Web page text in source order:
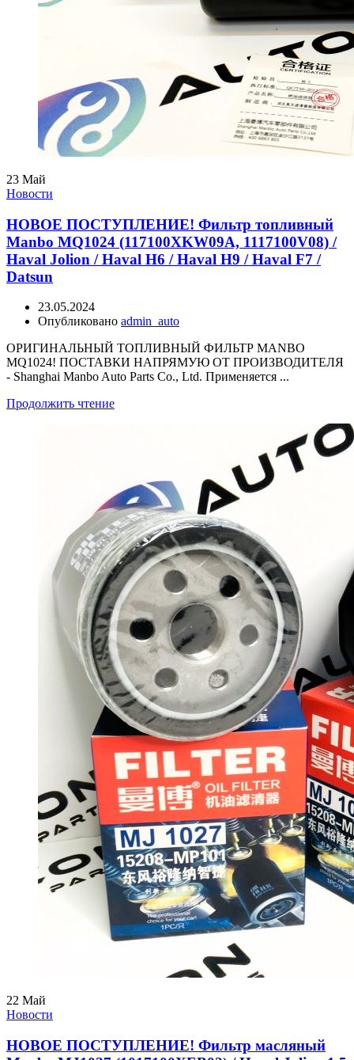
23 Май
Новости
НОВОЕ ПОСТУПЛЕНИЕ! Фильтр топливный
Manbo MQ1024 (117100XKW09A, 1117100V08) /
Haval Jolion / Haval H6 / Haval H9 / Haval F7 /
Datsun
23.05.2024
Опубликовано admin_auto
ОРИГИНАЛЬНЫЙ ТОПЛИВНЫЙ ФИЛЬТР MANBO
MQ1024! ПОСТАВКИ НАПРЯМУЮ ОТ ПРОИЗВОДИТЕЛЯ
- Shanghai Manbo Auto Parts Co., Ltd. Применяется ...
Продолжить чтение
22 Май
Новости
НОВОЕ ПОСТУПЛЕНИЕ! Фильтр масляный